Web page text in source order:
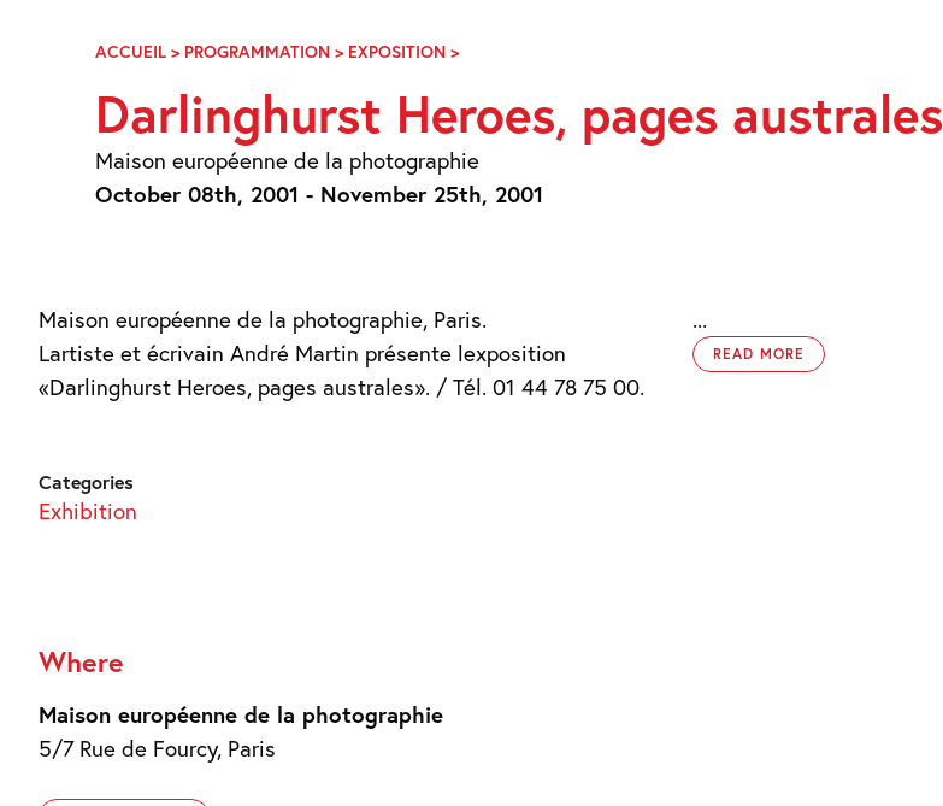
NavigationACCUEIL > PROGRAMMATION > EXPOSITION >DARLINGHURST
PAGES
AUSTRALES
Darlinghurst Heroes, pages australes
Maison européenne de la photographie
October 08th, 2001 - November 25th, 2001
Maison européenne de la photographie, Paris.
Lartiste et écrivain André Martin présente lexposition
«Darlinghurst Heroes, pages australes». / Tél. 01 44 78 75 00.
...
READ MORE
Categories
Exhibition
Where
Maison européenne de la photographie
5/7 Rue de Fourcy, Paris